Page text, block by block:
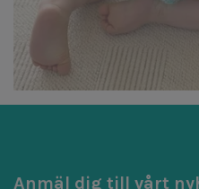
Anmäl dig till vårt